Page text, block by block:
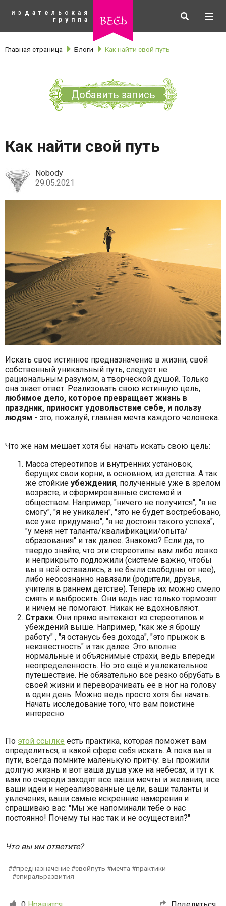
основному
издательская
группа
весь Искать
Главная страница Блоги Как найти свой путь
Добавить запись
Как найти свой путь
Nobody
29.05.2021
Искать свое истинное предназначение в жизни, свой
собственный уникальный путь, следует не
рациональным разумом, а творческой душой. Только
она знает ответ. Реализовать свою истинную цель,
любимое дело, которое превращает жизнь в
праздник, приносит удовольствие себе, и пользу
людям - это, пожалуй, главная мечта каждого человека.
Что же нам мешает хотя бы начать искать свою цель:
Масса стереотипов и внутренних установок,
берущих свои корни, в основном, из детства. А так
же стойкие убеждения, полученные уже в зрелом
возрасте, и сформированные системой и
обществом. Например, "ничего не получится", "я не
смогу", "я не уникален", "это не будет востребовано,
все уже придумано", "я не достоин такого успеха",
"у меня нет таланта/квалификации/опыта/
образования" и так далее. Знакомо? Если да, то
твердо знайте, что эти стереотипы вам либо ловко
и неприкрыто подложили (системе важно, чтобы
вы в ней оставались, а не были свободны от нее),
либо неосознанно навязали (родители, друзья,
учителя в раннем детстве). Теперь их можно смело
смять и выбросить. Они ведь нас только тормозят
и ничем не помогают. Никак не вдохновляют.
Страхи. Они прямо вытекают из стереотипов и
убеждений выше. Например, "как же я брошу
работу" , "я останусь без дохода", "это прыжок в
неизвестность" и так далее. Это вполне
нормальные и объяснимые страхи, ведь впереди
неопределенность. Но это ещё и увлекательное
путешествие. Не обязательно все резко обрубать в
своей жизни и переворачивать ее в ног на голову
в один день. Можно ведь просто хотя бы начать.
Начать исследование того, что вам поистине
интересно.
По этой ссылке есть практика, которая поможет вам
определиться, в какой сфере себя искать. А пока вы в
пути, всегда помните маленькую притчу: вы прожили
долгую жизнь и вот ваша душа уже на небесах, и тут к
вам по очереди заходят все ваши мечты и желания, все
ваши идеи и нереализованные цели, ваши таланты и
увлечения, ваши самые искренние намерения и
спрашиваю вас: "Мы же напоминали тебе о нас
постоянно! Почему ты нас так и не осуществил?"
Что вы им ответите?
#предназначение #свойпуть #мечта #практики
#спиральразвития